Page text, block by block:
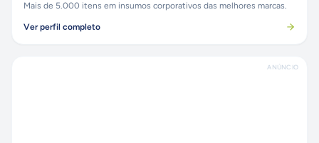
Mais de 5.000 itens em insumos corporativos das melhores marcas.
Ver perfil completo
ANÚNCIO